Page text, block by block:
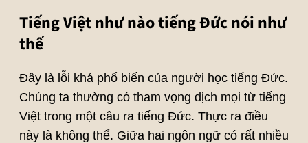
Tiếng Việt như nào tiếng Đức nói như
thế
Đây là lỗi khá phổ biến của người học tiếng Đức.
Chúng ta thường có tham vọng dịch mọi từ tiếng
Việt trong một câu ra tiếng Đức. Thực ra điều
này là không thể. Giữa hai ngôn ngữ có rất nhiều